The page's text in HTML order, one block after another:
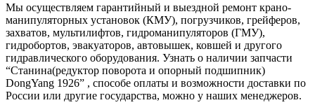
Мы осуществляем гарантийный и выездной ремонт крано-
манипуляторных установок (КМУ), погрузчиков, грейферов,
захватов, мультилифтов, гидроманипуляторов (ГМУ),
гидробортов, эвакуаторов, автовышек, ковшей и другого
гидравлического оборудования. Узнать о наличии запчасти
“Станина(редуктор поворота и опорный подшипник)
DongYang 1926” , способе оплаты и возможности доставки по
России или другие государства, можно у наших менеджеров.